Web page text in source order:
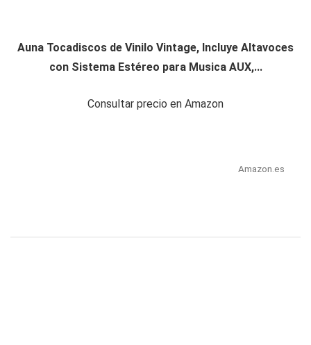
Auna Tocadiscos de Vinilo Vintage, Incluye Altavoces
con Sistema Estéreo para Musica AUX,...
Consultar precio en Amazon
Amazon.es